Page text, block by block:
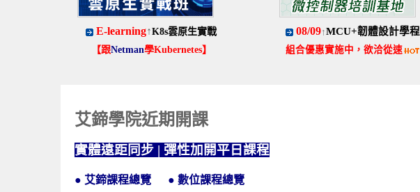
E-learning↑K8s雲原生實戰
【跟Netman學Kubernetes】
08/09↑MCU+韌體設計學程
組合優惠實施中，欲洽從速
艾鍗學院近期開課
實體遠距同步 | 彈性加開平日課程
● 艾鍗課程總覽 ● 數位課程總覽